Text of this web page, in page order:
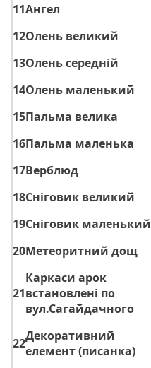
11Ангел
12Олень великий
13Олень середній
14Олень маленький
15Пальма велика
16Пальма маленька
17Верблюд
18Сніговик великий
19Сніговик маленький
20Метеоритний дощ
21
Каркаси арок
встановлені по
вул.Сагайдачного
22Декоративний
елемент (писанка)